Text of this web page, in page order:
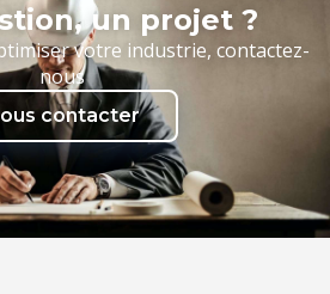
un projet ?
votre industrie, contactez-
nous
contacter